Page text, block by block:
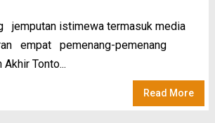
jemputan istimewa termasuk media
empat pemenang-pemenang
Tonto...
Read More